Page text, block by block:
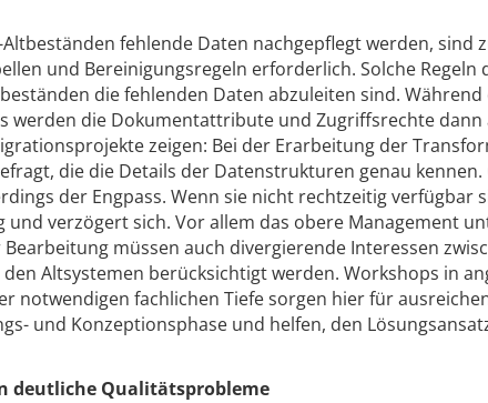
fehlende Daten nachgepflegt werden, sind
und Bereinigungsregeln erforderlich. Solche Regeln
die fehlenden Daten abzuleiten sind. Während
werden die Dokumentattribute und Zugriffsrechte
zeigen: Bei der Erarbeitung der
die die Details der Datenstrukturen genau kennen.
der Engpass. Wenn sie nicht rechtzeitig verfügbar
und verzögert sich. Vor allem das obere Management
müssen auch divergierende Interessen
den Altsystemen berücksichtigt werden. Workshops in
notwendigen fachlichen Tiefe sorgen hier für
und Konzeptionsphase und helfen, den
deutliche Qualitätsprobleme